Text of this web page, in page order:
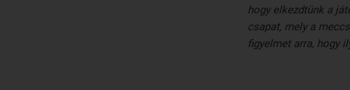
hogy elkezdtünk a
csapat, mely a
figyelmet arra, hogy